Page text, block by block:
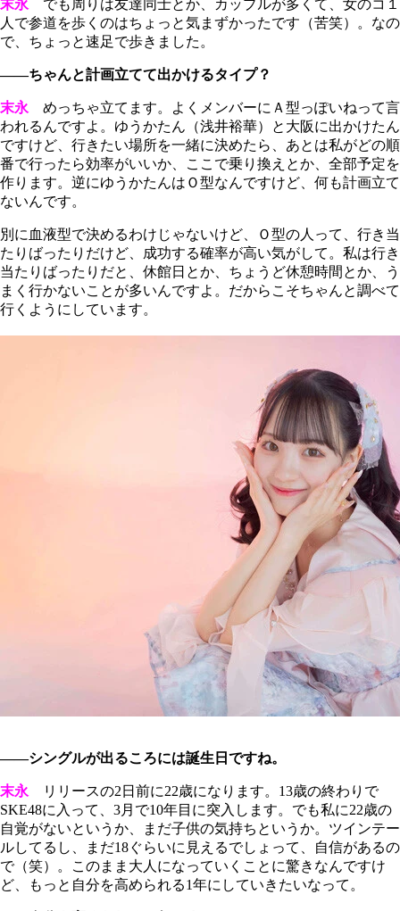
末永 でも周りは友達同士とか、カップルが多くて、女のコ１
人で参道を歩くのはちょっと気まずかったです（苦笑）。なの
で、ちょっと速足で歩きました。
――ちゃんと計画立てて出かけるタイプ？
末永 めっちゃ立てます。よくメンバーにＡ型っぽいねって言
われるんですよ。ゆうかたん（浅井裕華）と大阪に出かけたん
ですけど、行きたい場所を一緒に決めたら、あとは私がどの順
番で行ったら効率がいいか、ここで乗り換えとか、全部予定を
作ります。逆にゆうかたんはＯ型なんですけど、何も計画立て
ないんです。
別に血液型で決めるわけじゃないけど、Ｏ型の人って、行き当
たりばったりだけど、成功する確率が高い気がして。私は行き
当たりばったりだと、休館日とか、ちょうど休憩時間とか、う
まく行かないことが多いんですよ。だからこそちゃんと調べて
行くようにしています。
――シングルが出るころには誕生日ですね。
末永 リリースの2日前に22歳になります。13歳の終わりで
SKE48に入って、3月で10年目に突入します。でも私に22歳の
自覚がないというか、まだ子供の気持ちというか。ツインテー
ルしてるし、まだ18ぐらいに見えるでしょって、自信があるの
で（笑）。このまま大人になっていくことに驚きなんですけ
ど、もっと自分を高められる1年にしていきたいなって。